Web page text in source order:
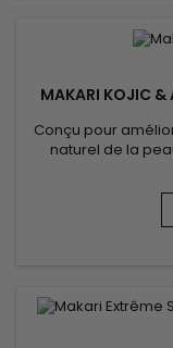
MAKARI KOJIC &
Conçu pour
naturel de la
sérum visage
azélaïque, alpha
légère pénètre
facilement dans